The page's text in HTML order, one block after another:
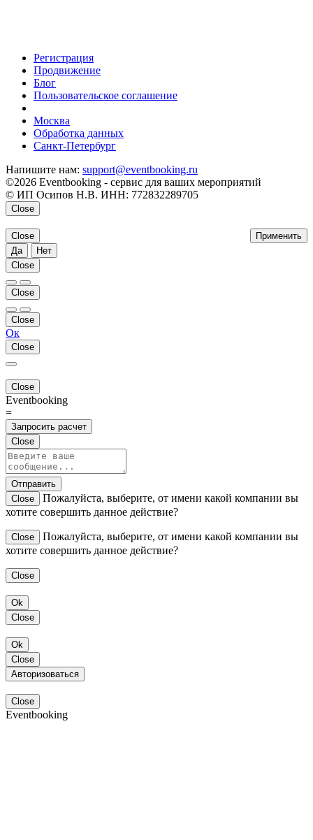
Регистрация
Продвижение
Блог
Пользовательское соглашение
Москва
Обработка данных
Санкт-Петербург
Напишите нам: support@eventbooking.ru
©2026 Eventbooking - сервис для ваших мероприятий
© ИП Осипов Н.В. ИНН: 772832289705
Close
Применить
Close
Да
Нет
Close
Close
Close
Ок
Close
Close
Eventbooking
=
Запросить расчет
Close
Отправить
Close
Пожалуйста, выберите, от имени какой компании вы
хотите совершить данное действие?
Close
Пожалуйста, выберите, от имени какой компании вы
хотите совершить данное действие?
Close
Ok
Close
Ok
Close
Авторизоваться
Close
Eventbooking